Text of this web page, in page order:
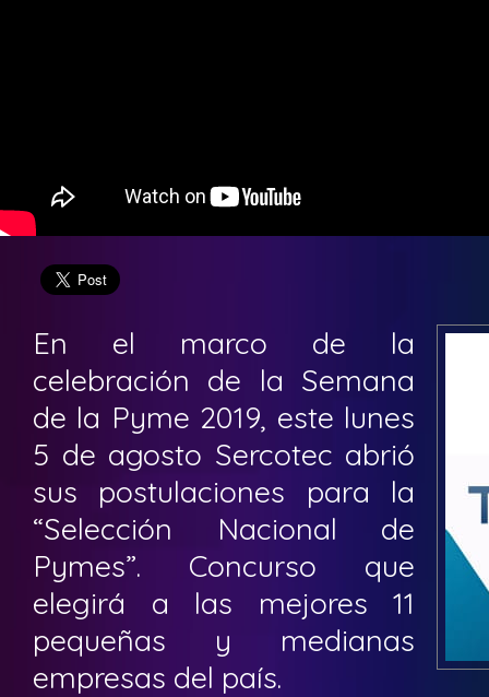
En el marco de la
celebración de la Semana
de la Pyme 2019, este lunes
5 de agosto Sercotec abrió
sus postulaciones para la
“Selección Nacional de
Pymes”. Concurso que
elegirá a las mejores 11
pequeñas y medianas
empresas del país.